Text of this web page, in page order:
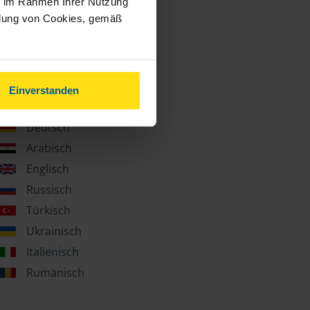
von Cookies, gemäß
Einverstanden
Sprachen
Deutsch
Arabisch
Englisch
Russisch
Türkisch
Ukrainisch
Italienisch
Rumänisch